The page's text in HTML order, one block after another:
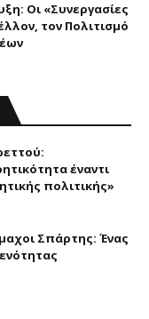
Οι «Συνεργασίες
τον Πολιτισμό
έναντι
πολιτικής»
Σπάρτης: Ένας